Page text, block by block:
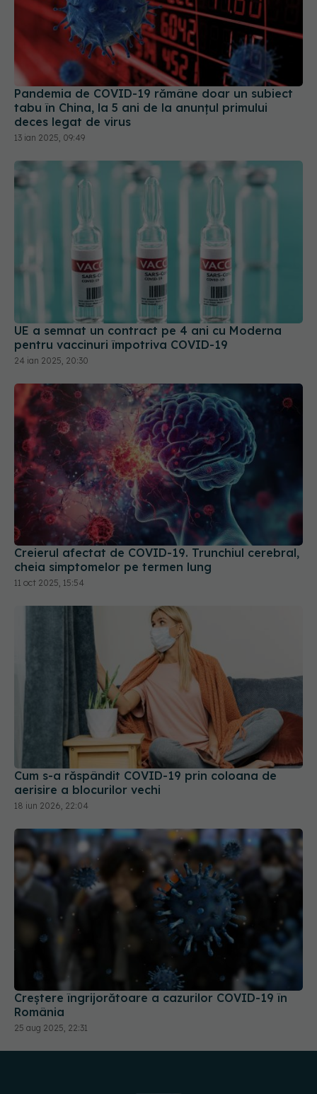
Pandemia de COVID-19 rămâne doar un subiect
tabu în China, la 5 ani de la anunțul primului
deces legat de virus
13 ian 2025, 09:49
UE a semnat un contract pe 4 ani cu Moderna
pentru vaccinuri împotriva COVID-19
24 ian 2025, 20:30
Creierul afectat de COVID-19. Trunchiul cerebral,
cheia simptomelor pe termen lung
11 oct 2025, 15:54
Cum s-a răspândit COVID-19 prin coloana de
aerisire a blocurilor vechi
18 iun 2026, 22:04
Creștere îngrijorătoare a cazurilor COVID-19 în
25 aug 2025, 22:31